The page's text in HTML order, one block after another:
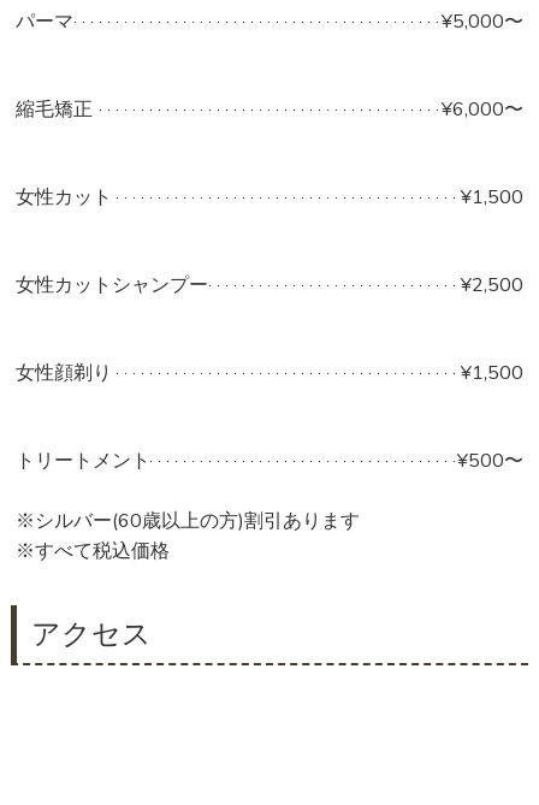
パーマ ¥5,000〜
縮毛矯正 ¥6,000〜
女性カット ¥1,500
女性カットシャンプー ¥2,500
女性顔剃り ¥1,500
トリートメント ¥500〜
※シルバー(60歳以上の方)割引あります
※すべて税込価格
アクセス